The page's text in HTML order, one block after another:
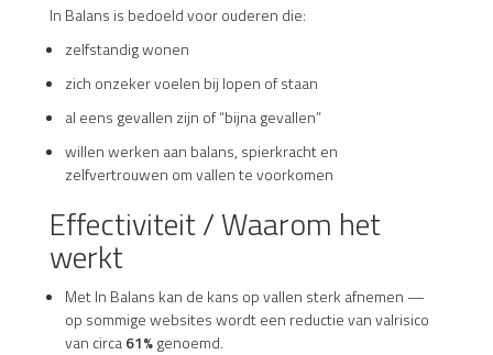
In Balans is bedoeld voor ouderen die:
zelfstandig wonen
zich onzeker voelen bij lopen of staan
al eens gevallen zijn of “bijna gevallen”
willen werken aan balans, spierkracht en
zelfvertrouwen om vallen te voorkomen
Effectiviteit / Waarom het
werkt
Met In Balans kan de kans op vallen sterk afnemen —
op sommige websites wordt een reductie van valrisico
van circa61%genoemd.